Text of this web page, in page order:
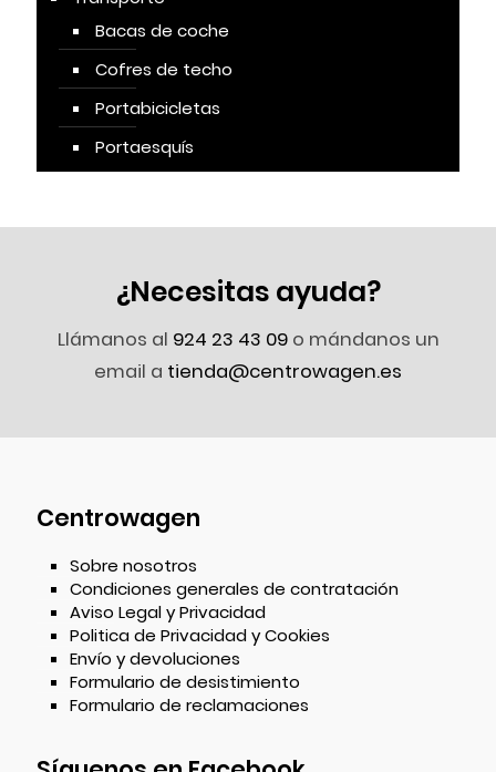
Bacas de coche
Cofres de techo
Portabicicletas
Portaesquís
¿Necesitas ayuda?
Llámanos al 924 23 43 09o mándanos un
email a tienda@centrowagen.es
Centrowagen
Sobre nosotros
Condiciones generales de contratación
Aviso Legal y Privacidad
Politica de Privacidad y Cookies
Envío y devoluciones
Formulario de desistimiento
Formulario de reclamaciones